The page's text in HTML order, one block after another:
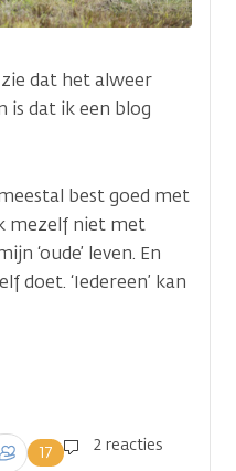
dat het alweer
is dat ik een blog
best goed met
mezelf niet met
‘oude’ leven. En
doet. ‘Iedereen’ kan
2 reacties
17
een